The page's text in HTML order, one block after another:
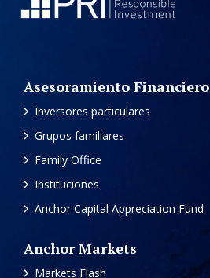
Asesoramiento Financiero
Inversores particulares
Grupos familiares
Family Office
Instituciones
Anchor Capital Appreciation Fund
Anchor Markets
Markets Flash